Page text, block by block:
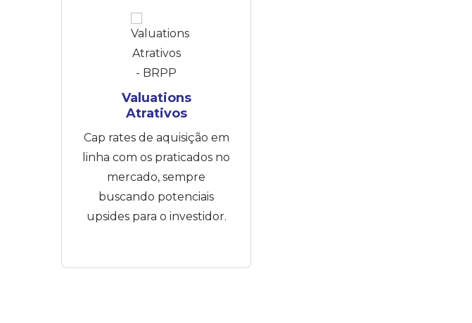
Valuations
Atrativos​
Cap rates de aquisição em
linha com os praticados no
mercado, sempre
buscando potenciais
upsides para o investidor.